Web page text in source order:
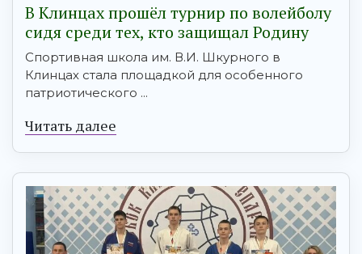
В Клинцах прошёл турнир по волейболу
сидя среди тех, кто защищал Родину
Спортивная школа им. В.И. Шкурного в
Клинцах стала площадкой для особенного
патриотического ...
Читать далее